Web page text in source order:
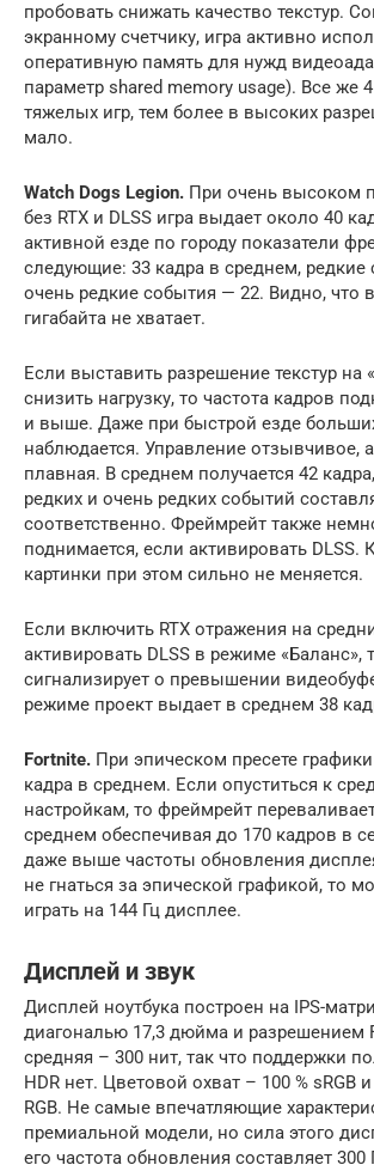
пробовать снижать качество текстур.
экранному счетчику, игра активно
оперативную память для нужд
параметр shared memory usage). Все же 4
тяжелых игр, тем более в высоких
мало.
Watch Dogs Legion. При очень высоком
без RTX и DLSS игра выдает около 40
активной езде по городу показатели
следующие: 33 кадра в среднем, редкие
очень редкие события — 22. Видно, что
гигабайта не хватает.
Если выставить разрешение текстур на
снизить нагрузку, то частота кадров
и выше. Даже при быстрой езде
наблюдается. Управление отзывчивое,
плавная. В среднем получается 42
редких и очень редких событий
соответственно. Фреймрейт также
поднимается, если активировать DLSS.
картинки при этом сильно не меняется.
Если включить RTX отражения на
активировать DLSS в режиме «Баланс»,
сигнализирует о превышении
режиме проект выдает в среднем 38
Fortnite. При эпическом пресете
кадра в среднем. Если опуститься к
настройкам, то фреймрейт
среднем обеспечивая до 170 кадров в
даже выше частоты обновления
не гнаться за эпической графикой, то
играть на 144 Гц дисплее.
Дисплей и звук
Дисплей ноутбука построен на IPS-
диагональю 17,3 дюйма и разрешением
средняя – 300 нит, так что поддержки
HDR нет. Цветовой охват – 100 % sRGB
RGB. Не самые впечатляющие
премиальной модели, но сила этого
его частота обновления составляет 300